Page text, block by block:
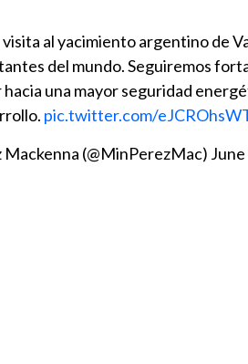
visita al yacimiento argentino de
del mundo. Seguiremos
una mayor seguridad
pic.twitter.com/
(@MinPerezMac)